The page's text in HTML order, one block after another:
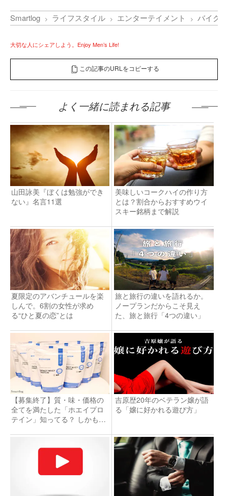
Smartlog ライフスタイル エンターテイメント バイク
大切な人にシェアしよう。Enjoy Men’s Life!
この記事のURLをコピーする
よく一緒に読まれる記事
山田詠美『ぼくは勉強ができ
ない』名言11選
美味しいコークハイの作り方
とは？割合からおすすめウイ
スキー銘柄まで解説
夏限定のアバンチュールを楽
しんで。6割の女性が求め
る“ひと夏の恋”とは
旅と旅行の違いを語れるか。
ノープランだからこそ見え
た、旅と旅行「4つの違い」
【募集終了】質・味・価格の
全てを満たした「ホエイプロ
テイン」知ってる？ しかも今
吉原歴20年のベテラン嬢が語
る「嬢に好かれる遊び方」